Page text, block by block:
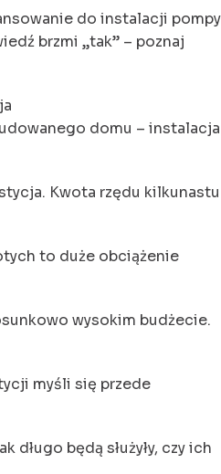
do instalacji pompy
brzmi „tak” – poznaj
domu – instalacja
Kwota rzędu kilkunastu
to duże obciążenie
wysokim budżecie.
myśli się przede
długo będą służyły, czy ich